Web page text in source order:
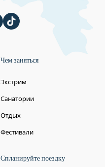
Чем заняться
Экстрим
Санатории
Отдых
Фестивали
Спланируйте поездку